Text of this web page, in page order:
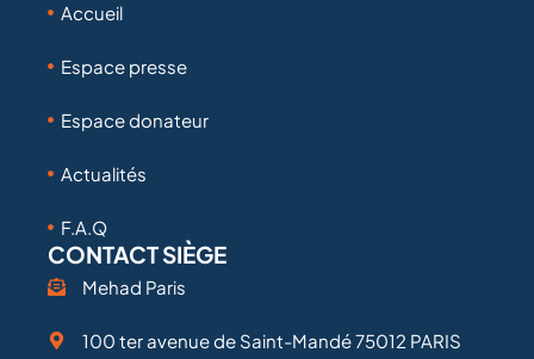
Accueil
Espace presse
Espace donateur
Actualités
F.A.Q
CONTACT SIÈGE
Mehad Paris
100 ter avenue de Saint-Mandé 75012 PARIS